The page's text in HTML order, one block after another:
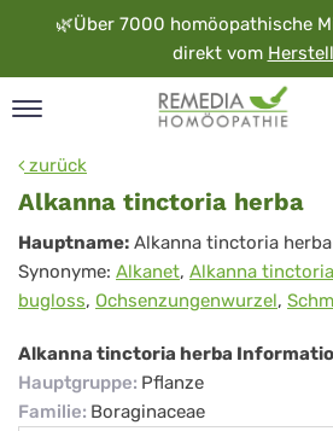
🌿Über 7000 homöopathische
direkt vom
zurück
Alkanna tinctoria herba
Alkanna
tinctoria
herba
Hauptname: Alkanna tinctoria herba
Synonyme: Alkanet, Alkanna tinctoria
bugloss, Ochsenzungenwurzel,
Alkanna tinctoria herba
Hauptgruppe: Pflanze
Familie: Boraginaceae